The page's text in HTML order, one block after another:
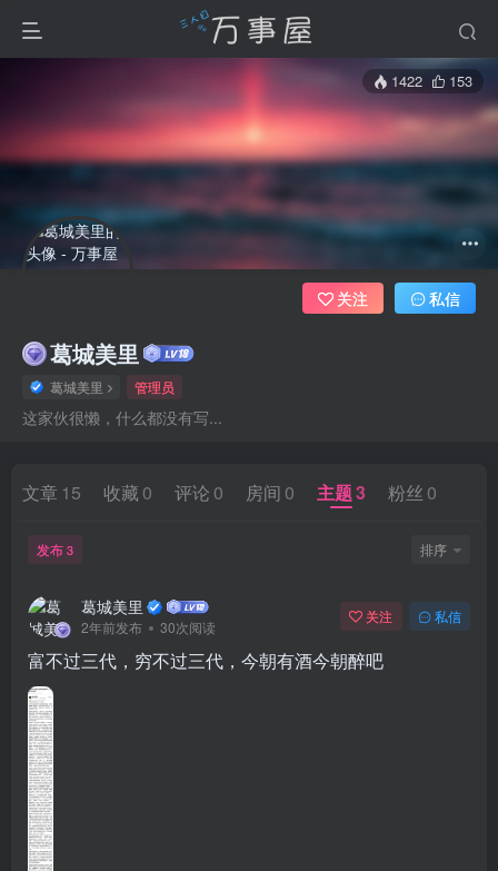
1422 153
葛城美里
葛城美里 管理员
这家伙很懒，什么都没有写...
关注 私信
文章 15 收藏 0 评论 0 房间 0 主题3 粉丝 0
发布 3 排序
葛城美里
2年前发布 30次阅读
关注 私信
富不过三代，穷不过三代，今朝有酒今朝醉吧